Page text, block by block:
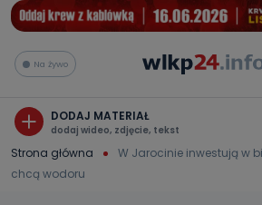
Na żywo
DODAJ MATERIAŁ
dodaj wideo, zdjęcie, tekst
Strona główna
W Jarocinie inwestują w
chcą wodoru